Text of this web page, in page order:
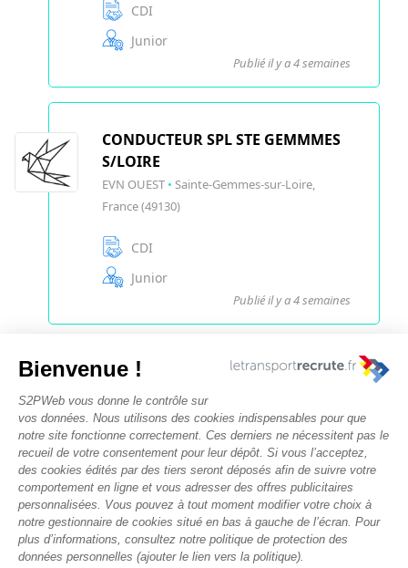
CDI
Junior
Publié il y a 4 semaines
CONDUCTEUR SPL STE GEMMMES
S/LOIRE
EVN OUEST • Sainte-Gemmes-sur-Loire,
France (49130)
CDI
Junior
Publié il y a 4 semaines
Nous contacter
Rechercher des offres
Faîtes-vous chasser ! Déposez votre CV
Actualités et évènements
Conditions générales d'utilisation